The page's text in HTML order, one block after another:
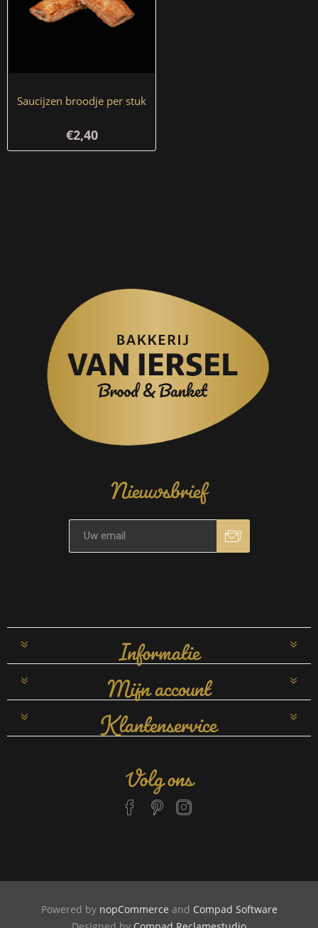
Saucijzen broodje per stuk
€2,40
Nieuwsbrief
Informatie
Mijn account
Klantenservice
Volg ons
Powered by nopCommerce and Compad Software